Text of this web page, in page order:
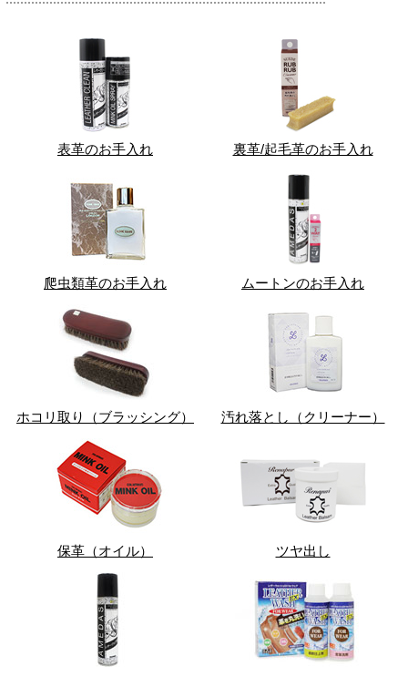
表革のお手入れ 裏革/起毛革のお手入れ
爬虫類革のお手入れ ムートンのお手入れ
ホコリ取り（ブラッシング） 汚れ落とし（クリーナー）
保革（オイル） ツヤ出し